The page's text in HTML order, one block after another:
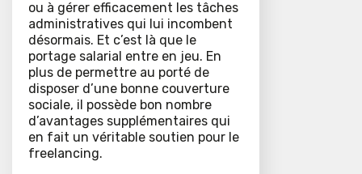
ou à gérer efficacement les tâches
administratives qui lui incombent
désormais. Et c’est là que le
portage salarial entre en jeu. En
plus de permettre au porté de
disposer d’une bonne couverture
sociale, il possède bon nombre
d’avantages supplémentaires qui
en fait un véritable soutien pour le
freelancing.